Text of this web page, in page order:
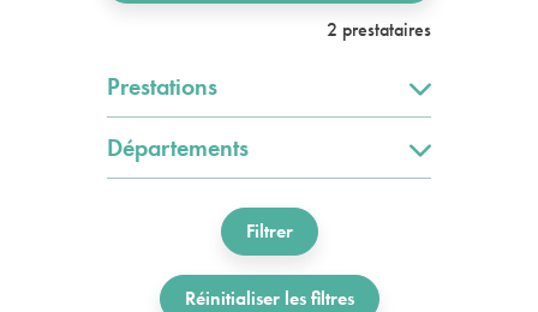
2 prestataires
Prestations
Départements
Filtrer
Réinitialiser les filtres